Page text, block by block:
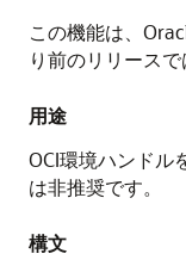
この機能は、
り前のリリースで
用途
OCI環境ハンドル
は非推奨です。
構文